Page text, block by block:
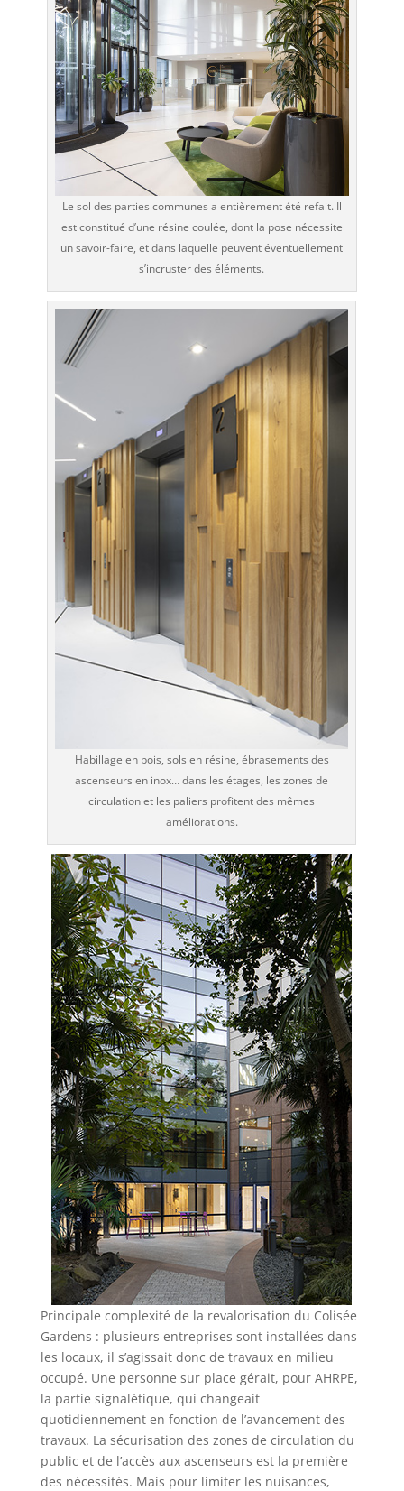
Le sol des parties communes a entièrement été refait. Il
est constitué d’une résine coulée, dont la pose nécessite
un savoir-faire, et dans laquelle peuvent éventuellement
s’incruster des éléments.
Habillage en bois, sols en résine, ébrasements des
ascenseurs en inox… dans les étages, les zones de
circulation et les paliers profitent des mêmes
améliorations.
Principale complexité de la revalorisation du Colisée
Gardens : plusieurs entreprises sont installées dans
les locaux, il s’agissait donc de travaux en milieu
occupé. Une personne sur place gérait, pour AHRPE,
la partie signalétique, qui changeait
quotidiennement en fonction de l’avancement des
travaux. La sécurisation des zones de circulation du
public et de l’accès aux ascenseurs est la première
des nécessités. Mais pour limiter les nuisances,